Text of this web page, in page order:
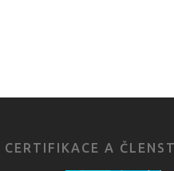
CERTIFIKACE A